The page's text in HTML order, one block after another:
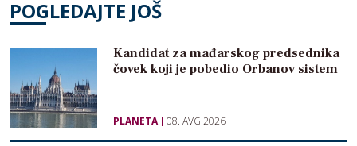
POGLEDAJTE JOŠ
Kandidat za mađarskog predsednika
čovek koji je pobedio Orbanov sistem
PLANETA 08. AVG 2026